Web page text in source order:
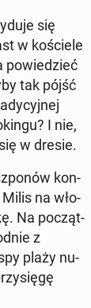
się
w ko­ście­le
po­wie­dzieć
tak pójść
I nie,
w dresie.
kon­
na wło­
Na po­cząt­
z
plaży nu­